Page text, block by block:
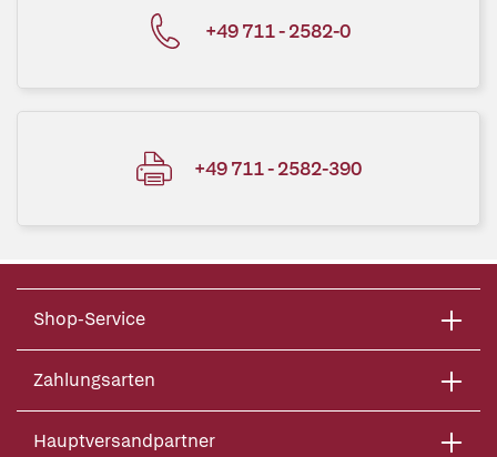
+49 711 - 2582-0
+49 711 - 2582-390
Shop-Service
Zahlungsarten
Hauptversandpartner